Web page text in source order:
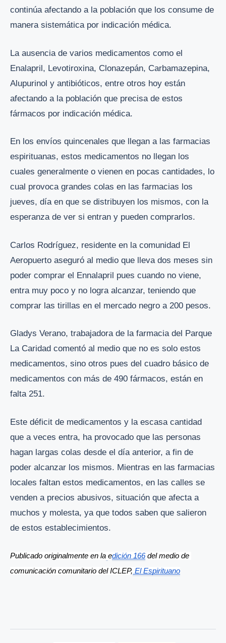
continúa afectando a la población que los consume de
manera sistemática por indicación médica.
La ausencia de varios medicamentos como el
Enalapril, Levotiroxina, Clonazepán, Carbamazepina,
Alupurinol y antibióticos, entre otros hoy están
afectando a la población que precisa de estos
fármacos por indicación médica.
En los envíos quincenales que llegan a las farmacias
espirituanas, estos medicamentos no llegan los
cuales generalmente o vienen en pocas cantidades, lo
cual provoca grandes colas en las farmacias los
jueves, día en que se distribuyen los mismos, con la
esperanza de ver si entran y pueden comprarlos.
Carlos Rodríguez, residente en la comunidad El
Aeropuerto aseguró al medio que lleva dos meses sin
poder comprar el Ennalapril pues cuando no viene,
entra muy poco y no logra alcanzar, teniendo que
comprar las tirillas en el mercado negro a 200 pesos.
Gladys Verano, trabajadora de la farmacia del Parque
La Caridad comentó al medio que no es solo estos
medicamentos, sino otros pues del cuadro básico de
medicamentos con más de 490 fármacos, están en
falta 251.
Este déficit de medicamentos y la escasa cantidad
que a veces entra, ha provocado que las personas
hagan largas colas desde el día anterior, a fin de
poder alcanzar los mismos. Mientras en las farmacias
locales faltan estos medicamentos, en las calles se
venden a precios abusivos, situación que afecta a
muchos y molesta, ya que todos saben que salieron
de estos establecimientos.
Publicado originalmente en la edición 166 del medio de
comunicación comunitario del ICLEP, El Espirituano